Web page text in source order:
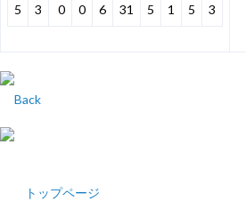
5
3 0 0 6 31 5 1 5 3
Back
トップページ